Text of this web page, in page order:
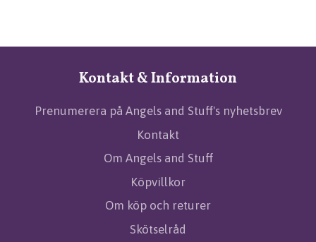
Kontakt & Information
Prenumerera på Angels and Stuff's nyhetsbrev
Kontakt
Om Angels and Stuff
Köpvillkor
Om köp och returer
Skötselråd